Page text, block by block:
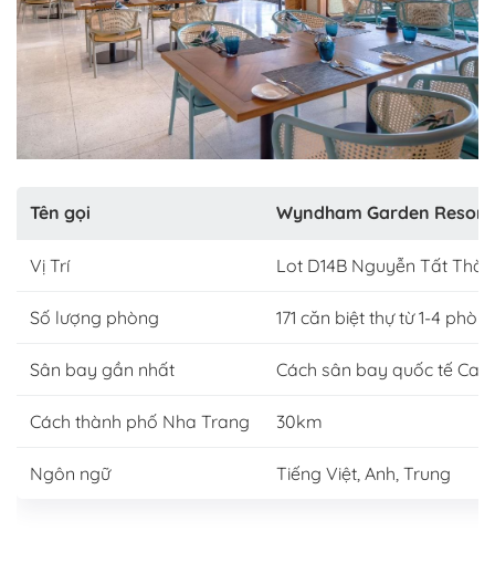
Tên gọi Wyndham Garden Resort
Vị Trí Lot D14B Nguyễn Tất
Số lượng phòng 171 căn biệt thự từ 1-4
Sân bay gần nhất Cách sân bay quốc tế
Cách thành phố Nha Trang 30km
Ngôn ngữ Tiếng Việt, Anh, Trung